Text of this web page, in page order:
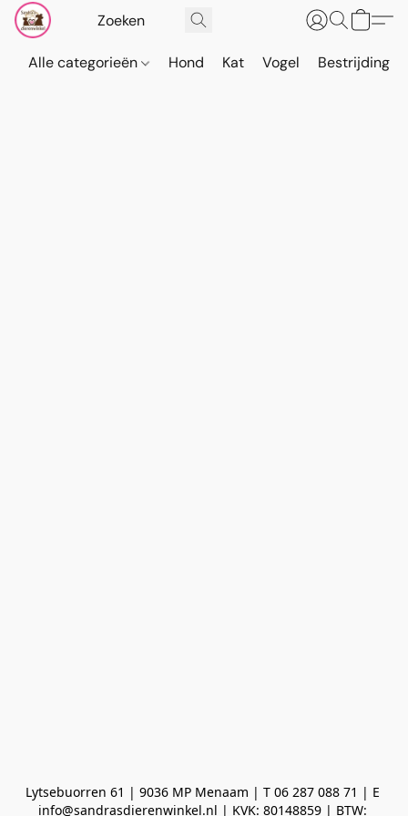
Alle categorieën Hond Kat Vogel Bestrijding
Lytsebuorren 61 | 9036 MP Menaam | T 06 287 088 71 | E
info@sandrasdierenwinkel.nl | KVK: 80148859 | BTW: